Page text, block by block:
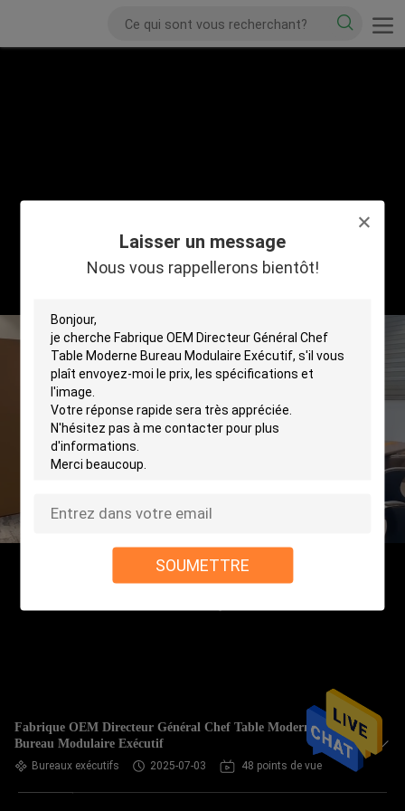
Laisser un message
Nous vous rappellerons bientôt!
SOUMETTRE
Fabrique OEM Directeur Général Chef Table Moderne
Bureau Modulaire Exécutif
Bureaux exécutifs 2025-07-03 48 points de vue